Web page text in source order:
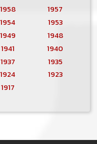
1958
1957
1954
1953
1949
1948
1941
1940
1937
1935
1924
1923
1917